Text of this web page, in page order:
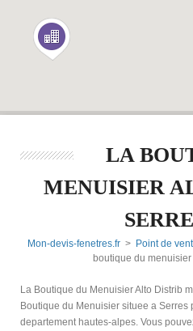
LA
MENUISIER
Mon-devis-fenetres.fr> Point de
boutique du
La Boutique du Menuisier Alto Distrib
Boutique du Menuisier situee a Serres
departement hautes-alpes. Vous